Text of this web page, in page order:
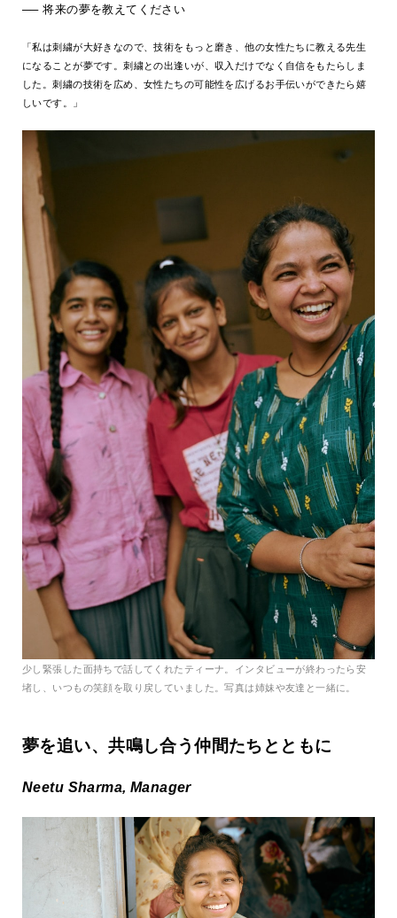
── 将来の夢を教えてください
「私は刺繍が大好きなので、技術をもっと磨き、他の女性たちに教える先生
になることが夢です。刺繍との出逢いが、収入だけでなく自信をもたらしま
した。刺繍の技術を広め、女性たちの可能性を広げるお手伝いができたら嬉
しいです。」
少し緊張した面持ちで話してくれたティーナ。インタビューが終わったら安
堵し、いつもの笑顔を取り戻していました。写真は姉妹や友達と一緒に。
夢を追い、共鳴し合う仲間たちとともに
Neetu Sharma, Manager